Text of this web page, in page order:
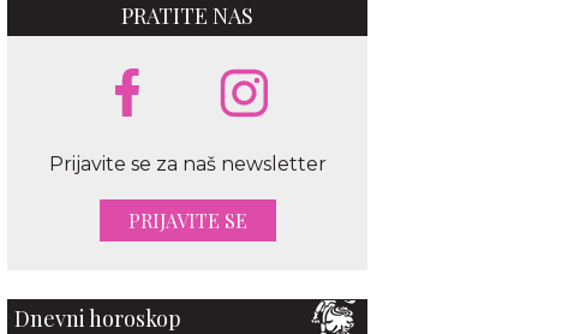
PRATITE NAS
Prijavite se za naš newsletter
PRIJAVITE SE
Dnevni horoskop